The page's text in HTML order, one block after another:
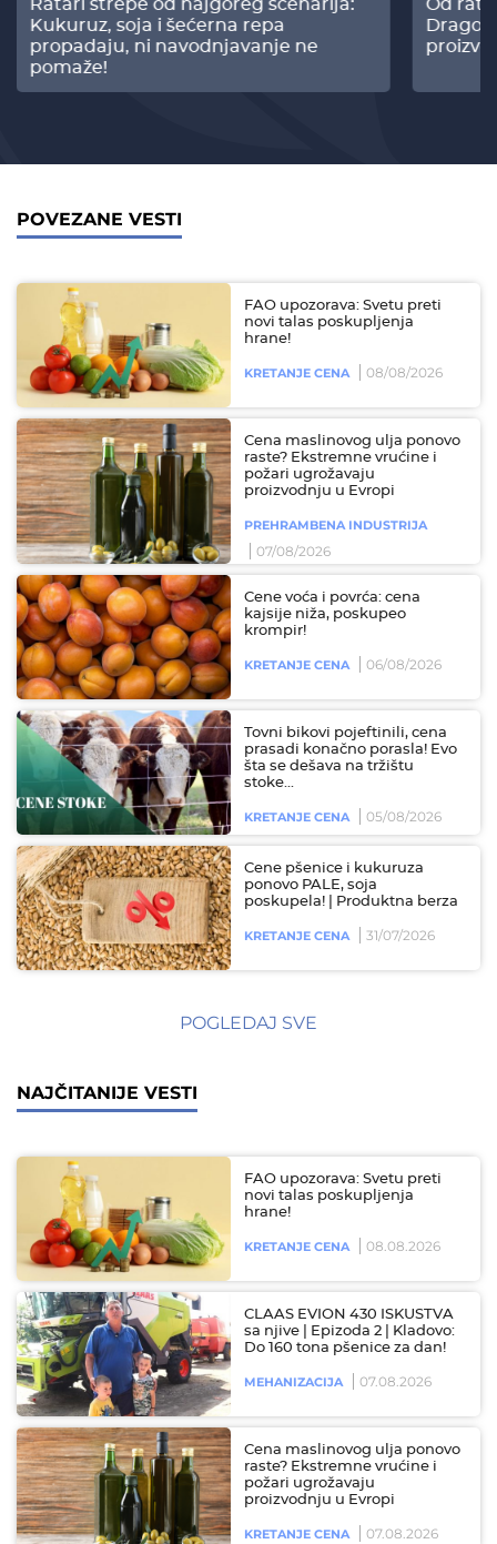
Ratari strepe od najgoreg scenarija:
Kukuruz, soja i šećerna repa
propadaju, ni navodnjavanje ne
pomaže!
Od
POVEZANE VESTI
FAO upozorava: Svetu preti
novi talas poskupljenja
hrane!
KRETANJE CENA 08/08/2026
Cena maslinovog ulja ponovo
raste? Ekstremne vrućine i
požari ugrožavaju
proizvodnju u Evropi
PREHRAMBENA INDUSTRIJA
07/08/2026
Cene voća i povrća: cena
kajsije niža, poskupeo
krompir!
KRETANJE CENA 06/08/2026
Tovni bikovi pojeftinili, cena
prasadi konačno porasla! Evo
šta se dešava na tržištu
stoke...
KRETANJE CENA 05/08/2026
Cene pšenice i kukuruza
ponovo PALE, soja
poskupela! | Produktna berza
KRETANJE CENA 31/07/2026
POGLEDAJ SVE
NAJČITANIJE VESTI
FAO upozorava: Svetu preti
novi talas poskupljenja
hrane!
KRETANJE CENA 08.08.2026
CLAAS EVION 430 ISKUSTVA
sa njive | Epizoda 2 | Kladovo:
Do 160 tona pšenice za dan!
MEHANIZACIJA 07.08.2026
Cena maslinovog ulja ponovo
raste? Ekstremne vrućine i
požari ugrožavaju
proizvodnju u Evropi
KRETANJE CENA 07.08.2026